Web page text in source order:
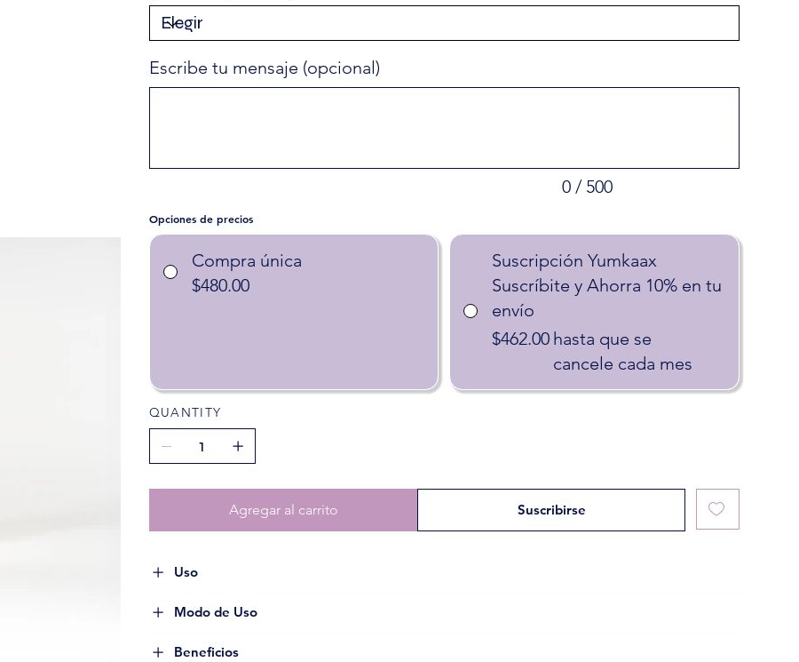
Escribe tu mensaje (opcional)
0 / 500
Opciones de precios
Compra única
$480.00
Suscripción Yumkaax
Suscríbite y Ahorra 10% en tu
envío
$462.00 hasta que se
cancele cada mes
QUANTITY
Agregar al carrito Suscribirse
Uso
Modo de Uso
Beneficios